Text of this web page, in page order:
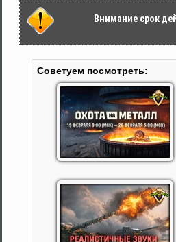
Внимание срок
Советуем посмотреть: